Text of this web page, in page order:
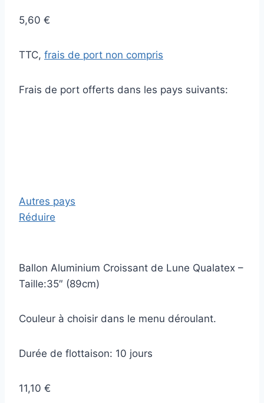
5,60 €
TTC, frais de port non compris
Frais de port offerts dans les pays suivants:
Autres pays
Réduire
Ballon Aluminium Croissant de Lune Qualatex –
Taille:35″ (89cm)
Couleur à choisir dans le menu déroulant.
Durée de flottaison: 10 jours
11,10 €